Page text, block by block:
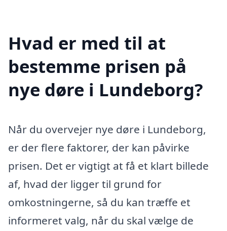
Hvad er med til at
bestemme prisen på
nye døre i Lundeborg?
Når du overvejer nye døre i Lundeborg,
er der flere faktorer, der kan påvirke
prisen. Det er vigtigt at få et klart billede
af, hvad der ligger til grund for
omkostningerne, så du kan træffe et
informeret valg, når du skal vælge de